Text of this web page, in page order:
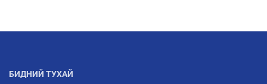
БИДНИЙ ТУХАЙ